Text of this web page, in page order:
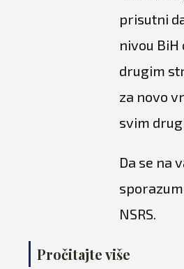
prisutni
nivou
drugim
za novo
svim
Da se na
NSRS.
Pročitajte više